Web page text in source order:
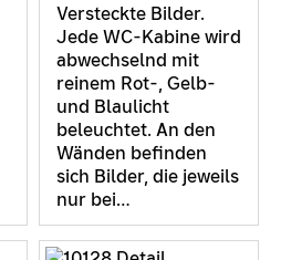
Versteckte Bilder.
Jede WC-Kabine wird
abwechselnd mit
reinem Rot-, Gelb-
und Blaulicht
beleuchtet. An den
Wänden befinden
sich Bilder, die jeweils
nur bei…